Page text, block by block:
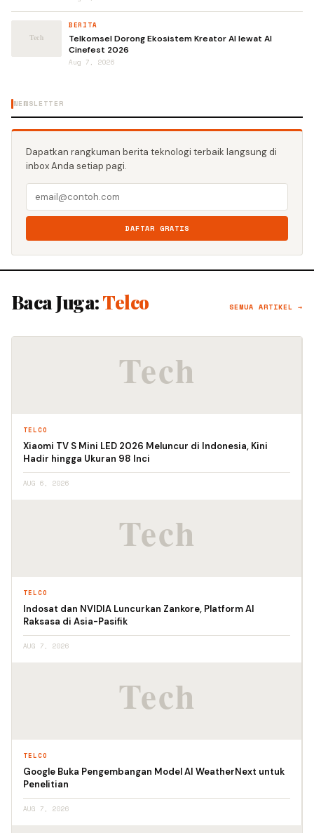
BERITA
Telkomsel Dorong Ekosistem Kreator AI lewat AI
Cinefest 2026
Aug 7, 2026
NEWSLETTER
Dapatkan rangkuman berita teknologi terbaik langsung di
inbox Anda setiap pagi.
DAFTAR GRATIS
Baca Juga:Telco SEMUA ARTIKEL →
TELCO
Xiaomi TV S Mini LED 2026 Meluncur di Indonesia, Kini
Hadir hingga Ukuran 98 Inci
AUG 6, 2026
TELCO
Indosat dan NVIDIA Luncurkan Zankore, Platform AI
Raksasa di Asia-Pasifik
AUG 7, 2026
TELCO
Google Buka Pengembangan Model AI WeatherNext untuk
Penelitian
AUG 7, 2026